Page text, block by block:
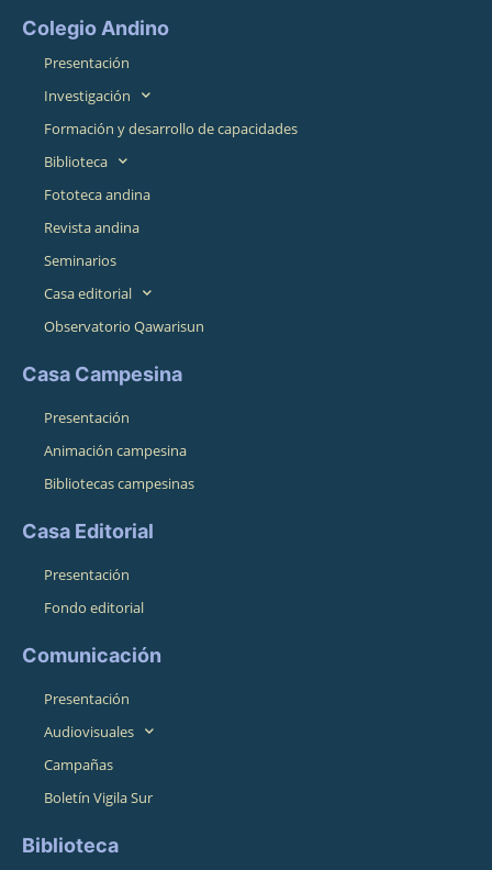
Colegio Andino
Presentación
Investigación
Formación y desarrollo de capacidades
Biblioteca
Fototeca andina
Revista andina
Seminarios
Casa editorial
Observatorio Qawarisun
Casa Campesina
Presentación
Animación campesina
Bibliotecas campesinas
Casa Editorial
Presentación
Fondo editorial
Comunicación
Presentación
Audiovisuales
Campañas
Boletín Vigila Sur
Biblioteca